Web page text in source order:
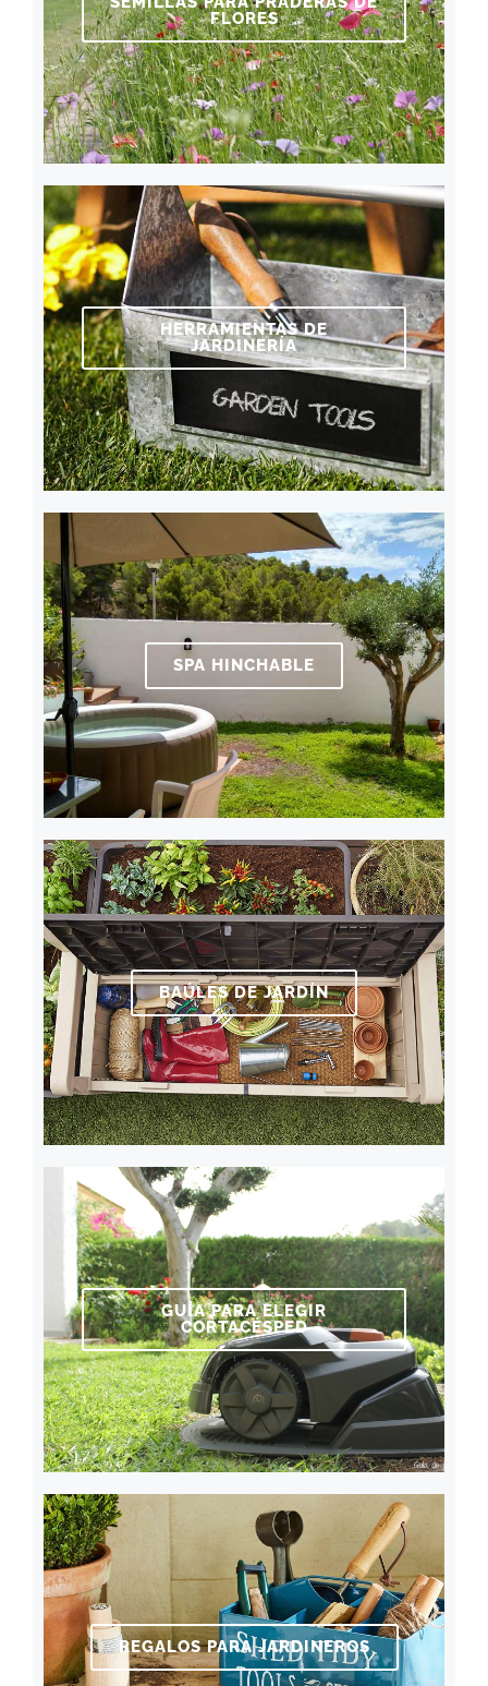
FLORES
HERRAMIENTAS DE
JARDINERÍA
SPA HINCHABLE
BAÚLES DE JARDÍN
GUÍA PARA ELEGIR
CORTACÉSPED
REGALOS PARA JARDINEROS